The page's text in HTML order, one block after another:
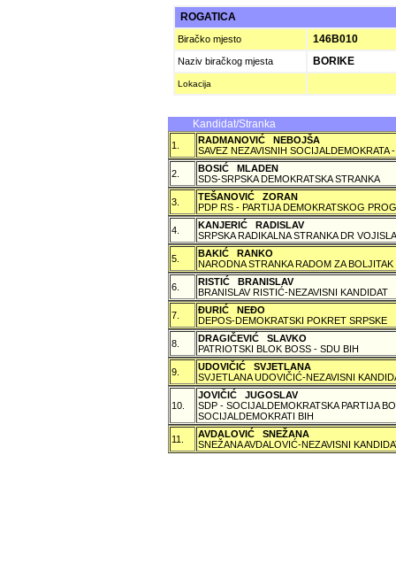
ROGATICA
Biračko mjesto 146B010
Naziv biračkog mjesta BORIKE
Lokacija
Kandidat/Stranka
1.
RADMANOVIĆ NEBOJŠA
SAVEZ NEZAVISNIH SOCIJALDEMOKRATA
2.
BOSIĆ MLADEN
SDS-SRPSKA DEMOKRATSKA STRANKA
3.
TEŠANOVIĆ ZORAN
PDP RS - PARTIJA DEMOKRATSKOG
4.
KANJERIĆ RADISLAV
SRPSKA RADIKALNA STRANKA DR
5.
BAKIĆ RANKO
NARODNA STRANKA RADOM ZA BOLJITAK
6.
RISTIĆ BRANISLAV
BRANISLAV RISTIĆ-NEZAVISNI KANDIDAT
7.
ÐURIĆ NEÐO
DEPOS-DEMOKRATSKI POKRET SRPSKE
8.
DRAGIČEVIĆ SLAVKO
PATRIOTSKI BLOK BOSS - SDU BIH
9.
UDOVIČIĆ SVJETLANA
SVJETLANA UDOVIČIĆ-NEZAVISNI
10.
JOVIČIĆ JUGOSLAV
SDP - SOCIJALDEMOKRATSKA PARTIJA
SOCIJALDEMOKRATI BIH
11.
AVDALOVIĆ SNEŽANA
SNEŽANA AVDALOVIĆ-NEZAVISNI